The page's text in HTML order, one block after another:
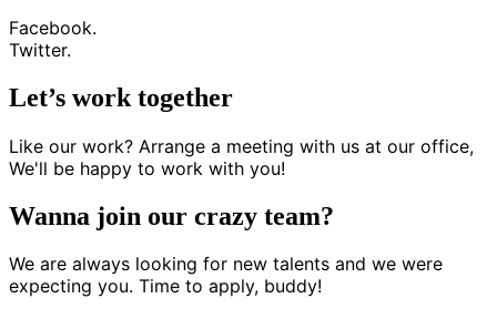
Facebook.
Twitter.
Let’s work together
Like our work? Arrange a meeting with us at our office,
We'll be happy to work with you!
Wanna join our crazy team?
We are always looking for new talents and we were
expecting you. Time to apply, buddy!